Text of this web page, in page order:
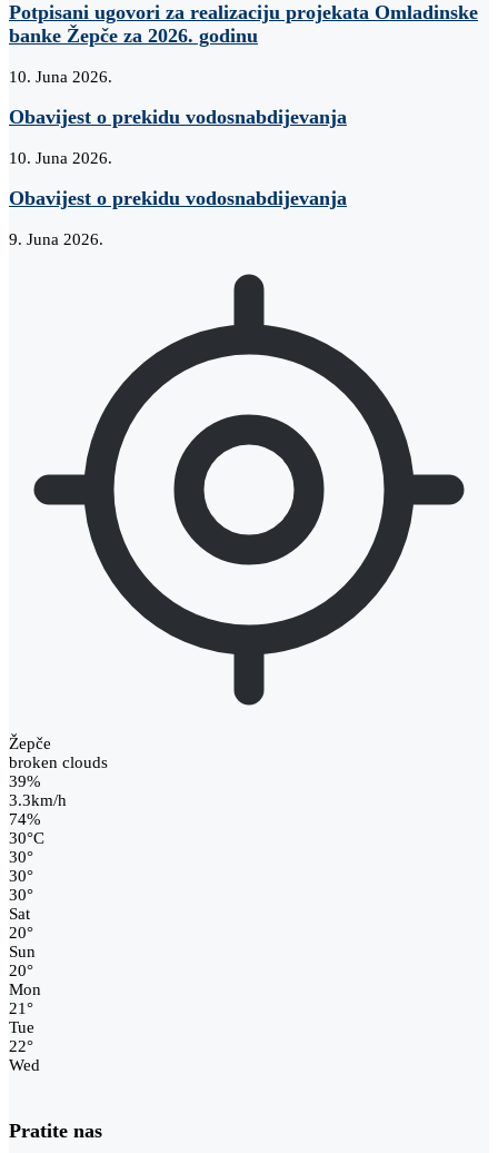
Potpisani ugovori za realizaciju projekata Omladinske
banke Žepče za 2026. godinu
10. Juna 2026.
Obavijest o prekidu vodosnabdijevanja
10. Juna 2026.
Obavijest o prekidu vodosnabdijevanja
9. Juna 2026.
Žepče
broken clouds
39%
3.3km/h
74%
30°C
30°
30°
30°
Sat
20°
Sun
20°
Mon
21°
Tue
22°
Wed
Pratite nas